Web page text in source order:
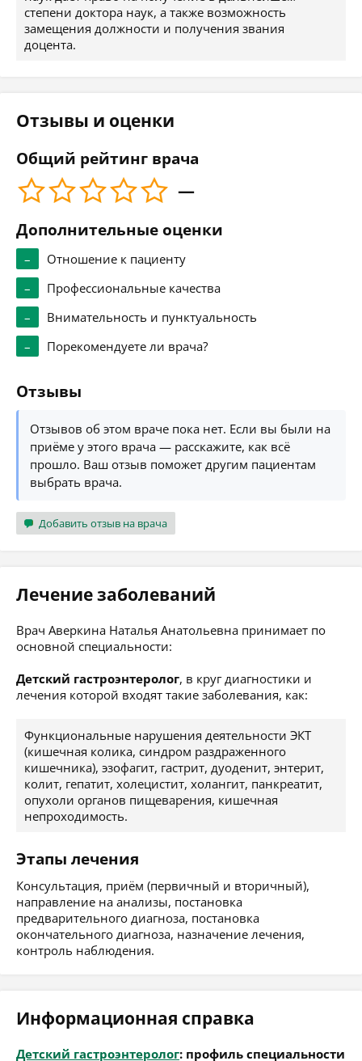
степени доктора наук, а также возможность
замещения должности и получения звания
доцента.
Отзывы и оценки
Общий рейтинг врача
—
Дополнительные оценки
–
Отношение к пациенту
–
Профессиональные качества
–
Внимательность и пунктуальность
–
Порекомендуете ли врача?
Отзывы
Отзывов об этом враче пока нет. Если вы были на
приёме у этого врача — расскажите, как всё
прошло. Ваш отзыв поможет другим пациентам
выбрать врача.
Добавить отзыв на врача
Лечение заболеваний
Врач Аверкина Наталья Анатольевна принимает по
основной специальности:
Детский гастроэнтеролог, в круг диагностики и
лечения которой входят такие заболевания, как:
Функциональные нарушения деятельности ЭКТ
(кишечная колика, синдром раздраженного
кишечника), эзофагит, гастрит, дуоденит, энтерит,
колит, гепатит, холецистит, холангит, панкреатит,
опухоли органов пищеварения, кишечная
непроходимость.
Этапы лечения
Консультация, приём (первичный и вторичный),
направление на анализы, постановка
предварительного диагноза, постановка
окончательного диагноза, назначение лечения,
контроль наблюдения.
Информационная справка
Детский гастроэнтеролог: профиль специальности